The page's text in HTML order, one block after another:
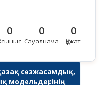
0 0
Сауалнама
0
Құжат
сөзжасамдық,
модельдерінің